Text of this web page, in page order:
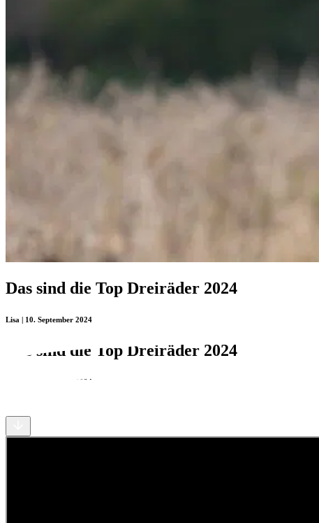
Das sind die Top Dreiräder 2024
Lisa | 10. September 2024
Das sind die Top Dreiräder 2024
Lisa | 10. September 2024